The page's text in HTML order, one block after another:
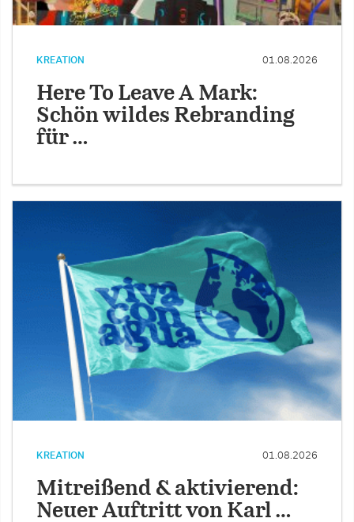
KREATION 01.08.2026
Here To Leave A Mark:
Schön wildes Rebranding
für …
KREATION 01.08.2026
Mitreißend & aktivierend:
Neuer Auftritt von Karl …